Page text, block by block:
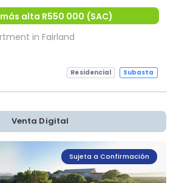
alta R550 000 (SAC)
in Fairland
Residencial Subasta
Venta Digital
Sujeta a Confirmación